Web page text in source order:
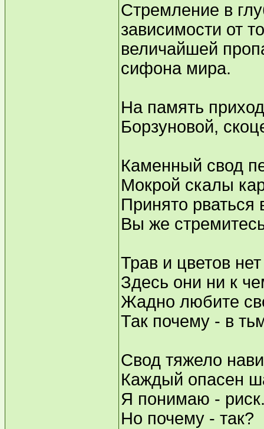
Стремление в
зависимости от
величайшей
сифона мира.
На память
Борзуновой,
Каменный свод
Мокрой скалы
Принято рваться
Вы же
Трав и цветов
Здесь они ни к
Жадно любите
Так почему - в
Свод тяжело
Каждый опасен
Я понимаю -
Но почему - так?